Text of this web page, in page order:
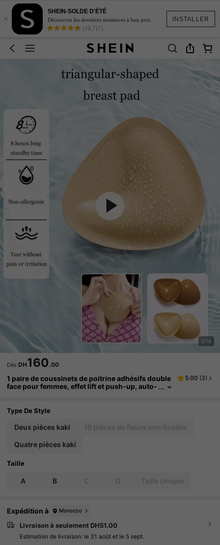
INSTALLER
×
SHEIN-SOLDE D'ÉTÉ
Découvrez les dernières tendances à bon prix.
(18,717)
1/18
Dès DH160.00
1 paire de coussinets de poitrine adhésifs double
face pour femmes, effet lift et push-up, auto-
ge de sport
5.00 (3)
Type De Style
Deux pièces kaki
Quatre pièces kaki
Taille
A B
Expédition à Morocco
Livraison à seulement DH51.00
Estimation de livraison: le 31 août et le 5 sept.